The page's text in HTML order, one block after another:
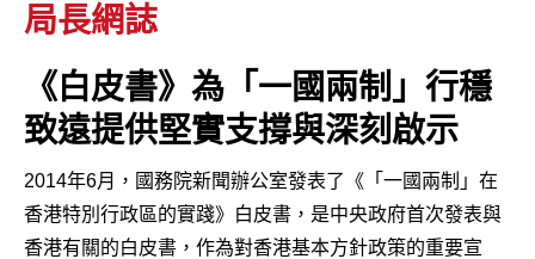
局長網誌
《白皮書》為「一國兩制」行穩
致遠提供堅實支撐與深刻啟示
2014年6月，國務院新聞辦公室發表了《「一國兩制」在
香港特別行政區的實踐》白皮書，是中央政府首次發表與
香港有關的白皮書，作為對香港基本方針政策的重要宣